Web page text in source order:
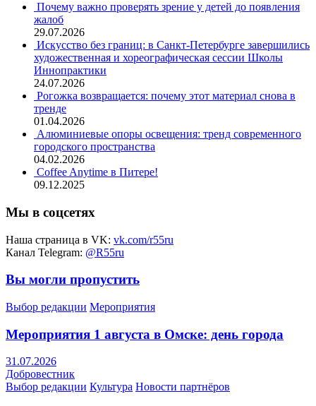
Почему важно проверять зрение у детей до появления
жалоб
29.07.2026
Искусство без границ: в Санкт-Петербурге завершились
художественная и хореографическая сессии Школы
Иннопрактики
24.07.2026
Рогожка возвращается: почему этот материал снова в
тренде
01.04.2026
Алюминиевые опоры освещения: тренд современного
городского пространства
04.02.2026
Coffee Anytime в Питере!
09.12.2025
Мы в соцсетях
Наша страница в VK: vk.com/r55ru
Канал Telegram: @R55ru
Вы могли пропустить
Выбор редакции Мероприятия
Мероприятия 1 августа в Омске: день города
31.07.2026
Добровестник
Выбор редакции Культура Новости партнёров